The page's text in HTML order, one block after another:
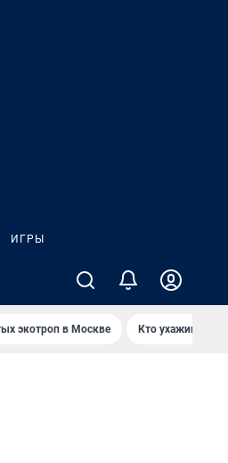
ИГРЫ
экотроп в Москве Кто ухаживает